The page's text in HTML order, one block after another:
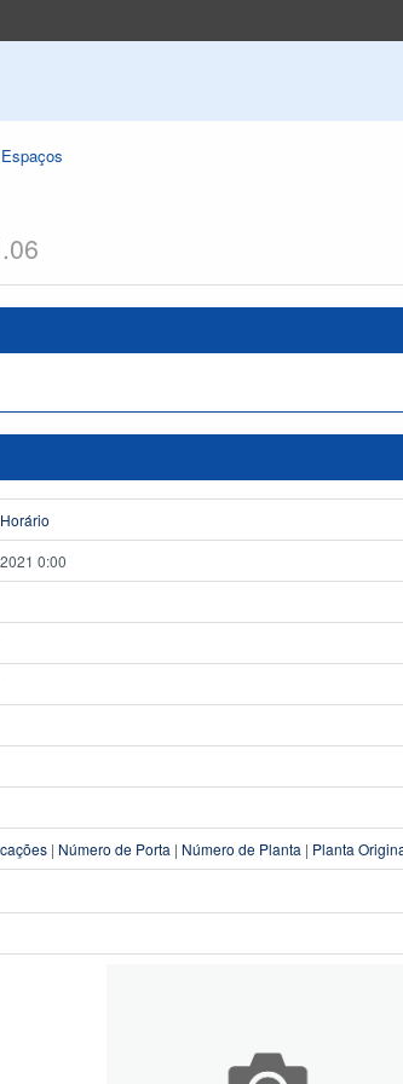
0:00
| Número de Porta | Número de Planta | Planta